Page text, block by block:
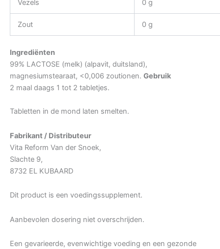
Vezels 0 g
Zout 0 g
Ingrediënten
99% LACTOSE (melk) (alpavit, duitsland),
magnesiumstearaat, <0,006 zoutionen. Gebruik
2 maal daags 1 tot 2 tabletjes.
Tabletten in de mond laten smelten.
Fabrikant / Distributeur
Vita Reform Van der Snoek,
Slachte 9,
8732 EL KUBAARD
Dit product is een voedingssupplement.
Aanbevolen dosering niet overschrijden.
Een gevarieerde, evenwichtige voeding en een gezonde